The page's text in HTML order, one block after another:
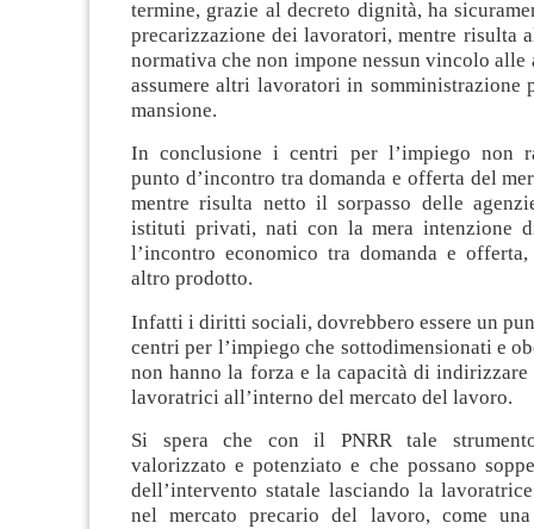
termine, grazie al decreto dignità, ha
precarizzazione dei lavoratori, mentre risulta
normativa che non impone nessun vincolo alle
assumere altri lavoratori in somministrazione
mansione.
In conclusione i centri per l’impiego non
punto d’incontro tra domanda e offerta del
mentre risulta netto il sorpasso delle
istituti privati, nati con la mera intenzione
l’incontro economico tra domanda e
altro prodotto.
Infatti i diritti sociali, dovrebbero essere un
centri per l’impiego che sottodimensionati e
non hanno la forza e la capacità di
lavoratrici all’interno del mercato del lavoro.
Si spera che con il PNRR tale
valorizzato e potenziato e che possano
dell’intervento statale lasciando la
nel mercato precario del lavoro, come